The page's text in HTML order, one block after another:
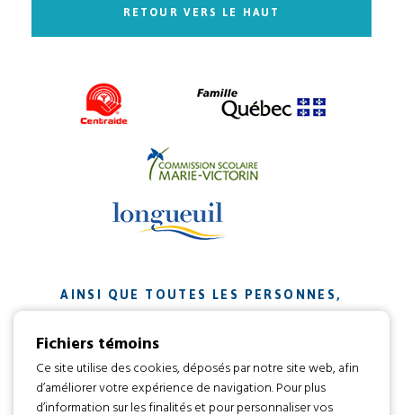
RETOUR VERS LE HAUT
AINSI QUE TOUTES LES PERSONNES,
ORGANISMES ET ENTREPRISES QUI ONT
CONTRIBUÉ À NOTRE MISSION.
Développement web par
Fichiers témoins
Ce site utilise des cookies, déposés par notre site web, afin
d’améliorer votre expérience de navigation. Pour plus
d’information sur les finalités et pour personnaliser vos